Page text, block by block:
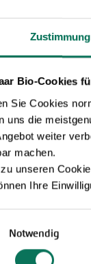
Zustimmung
Bio-Cookies
Sie Cookies
uns die
weiter
machen.
unseren
Ihre
Notwendig
eine E-Mail an